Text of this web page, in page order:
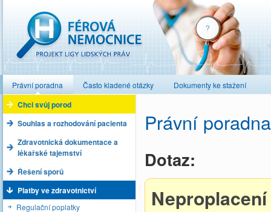
Právní poradna Často kladené otázky Dokumenty ke stažení
Chci svůj porod
Souhlas a rozhodování pacienta
Zdravotnická dokumentace a
lékařské tajemství
Řešení sporů
Platby ve zdravotnictví
Regulační poplatky
Právní
Dotaz: